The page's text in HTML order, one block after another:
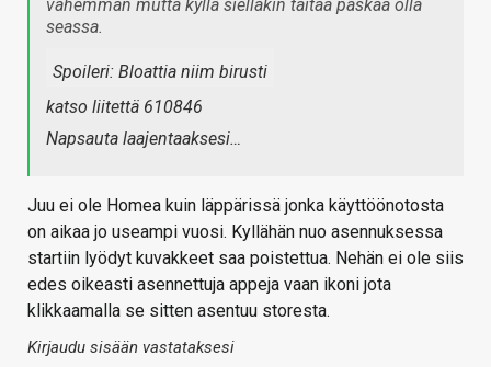
vähemmän mutta kyllä sielläkin taitaa paskaa olla
seassa.
Spoileri: Bloattia niim birusti
katso liitettä 610846
Napsauta laajentaaksesi…
Juu ei ole Homea kuin läppärissä jonka käyttöönotosta
on aikaa jo useampi vuosi. Kyllähän nuo asennuksessa
startiin lyödyt kuvakkeet saa poistettua. Nehän ei ole siis
edes oikeasti asennettuja appeja vaan ikoni jota
klikkaamalla se sitten asentuu storesta.
Kirjaudu sisään vastataksesi